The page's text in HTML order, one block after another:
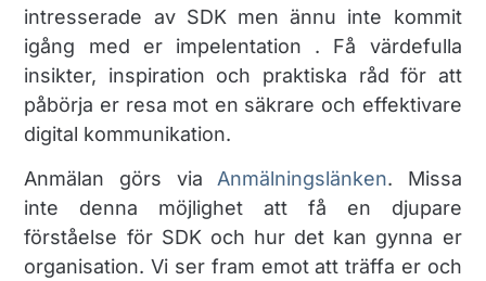
intresserade av SDK men ännu inte kommit
igång med er impelentation . Få värdefulla
insikter, inspiration och praktiska råd för att
påbörja er resa mot en säkrare och effektivare
digital kommunikation.
Anmälan görs via Anmälningslänken. Missa
inte denna möjlighet att få en djupare
förståelse för SDK och hur det kan gynna er
organisation. Vi ser fram emot att träffa er och